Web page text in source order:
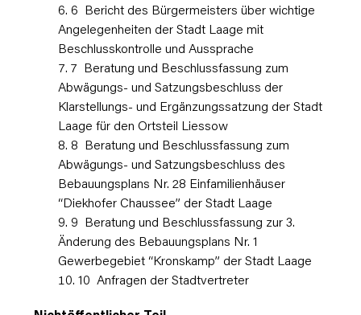
6 Bericht des Bürgermeisters über wichtige
Angelegenheiten der Stadt Laage mit
Beschlusskontrolle und Aussprache
7 Beratung und Beschlussfassung zum
Abwägungs- und Satzungsbeschluss der
Klarstellungs- und Ergänzungssatzung der Stadt
Laage für den Ortsteil Liessow
8 Beratung und Beschlussfassung zum
Abwägungs- und Satzungsbeschluss des
Bebauungsplans Nr. 28 Einfamilienhäuser
“Diekhofer Chaussee” der Stadt Laage
9 Beratung und Beschlussfassung zur 3.
Änderung des Bebauungsplans Nr. 1
Gewerbegebiet “Kronskamp” der Stadt Laage
10 Anfragen der Stadtvertreter